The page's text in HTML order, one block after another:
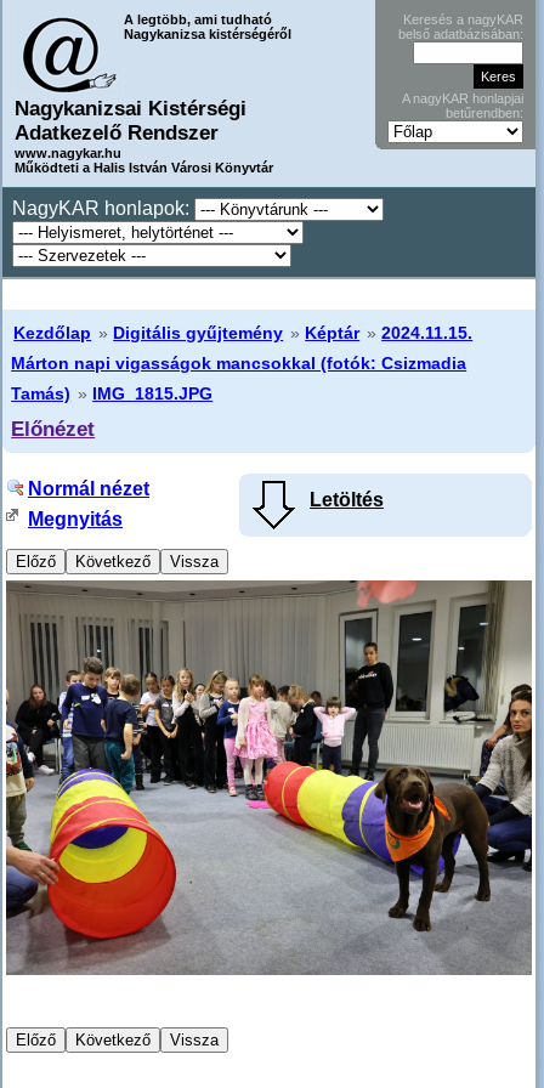
A legtöbb, ami tudható
Nagykanizsa kistérségéről
Nagykanizsai Kistérségi
Adatkezelő Rendszer
www.nagykar.hu
Működteti a Halis István Városi Könyvtár
Keresés a nagyKAR
belső adatbázisában:
A nagyKAR honlapjai
betűrendben:
NagyKAR honlapok:
Kezdőlap » Digitális gyűjtemény » Képtár »2024.11.15.
Márton napi vigasságok mancsokkal (fotók: Csizmadia
Tamás) » IMG_1815.JPG
Előnézet
Letöltés
Normál nézet
Megnyitás